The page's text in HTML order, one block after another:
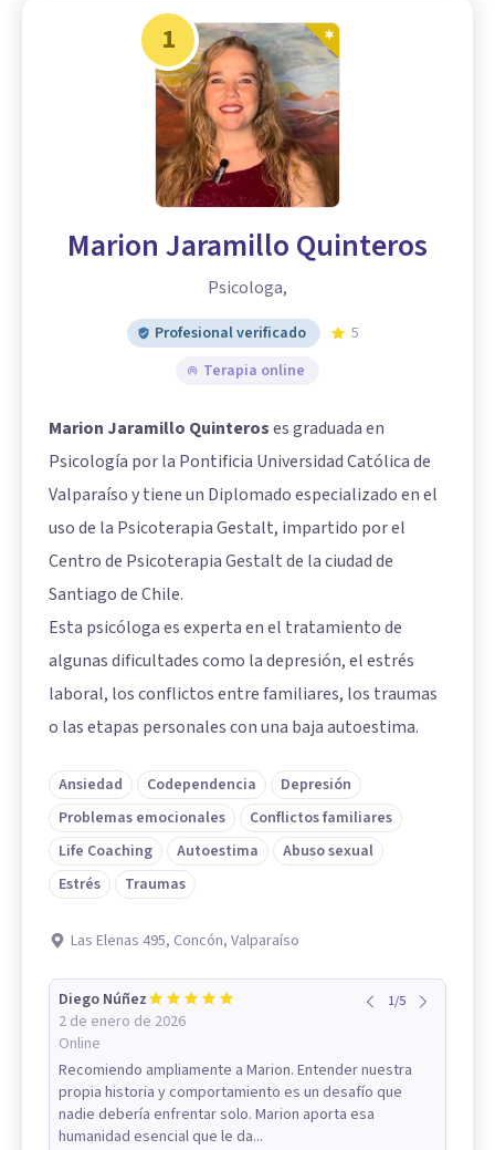
1
Marion Jaramillo Quinteros
Psicologa,
Profesional verificado
5
Terapia online
Marion Jaramillo Quinteroses graduada en
Psicología por la Pontificia Universidad Católica de
Valparaíso y tiene un Diplomado especializado en el
uso de la Psicoterapia Gestalt, impartido por el
Centro de Psicoterapia Gestalt de la ciudad de
Santiago de Chile.
Esta psicóloga es experta en el tratamiento de
algunas dificultades como la depresión, el estrés
laboral, los conflictos entre familiares, los traumas
o las etapas personales con una baja autoestima.
Ansiedad Codependencia
Depresión
Problemas emocionales
Conflictos familiares
Life Coaching
Autoestima
Abuso sexual
Estrés
Traumas
Las Elenas 495, Concón, Valparaíso
Diego Núñez
2 de enero de 2026
Online
1/5
Recomiendo ampliamente a Marion. Entender nuestra
propia historia y comportamiento es un desafío que
nadie debería enfrentar solo. Marion aporta esa
humanidad esencial que le da...